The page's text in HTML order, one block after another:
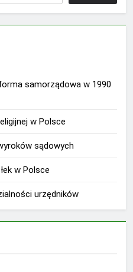
samorządowa w 1990
w Polsce
sądowych
w Polsce
urzędników